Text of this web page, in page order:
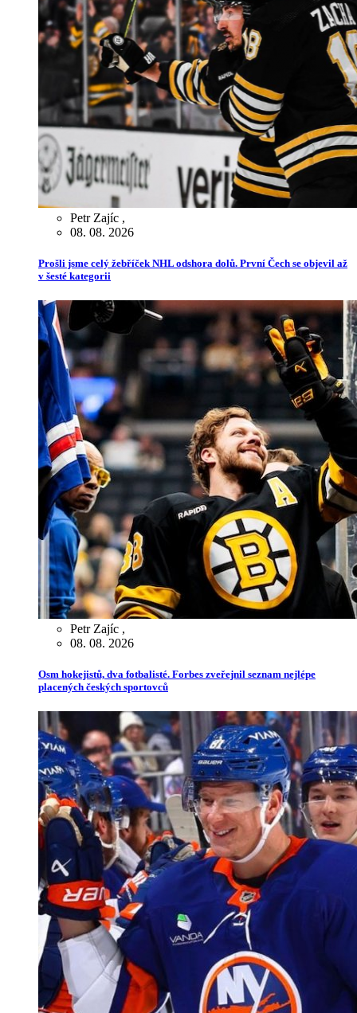
Petr Zajíc ,
08. 08. 2026
Prošli jsme celý žebříček NHL odshora dolů. První Čech se objevil až
v šesté kategorii
Petr Zajíc ,
08. 08. 2026
Osm hokejistů, dva fotbalisté. Forbes zveřejnil seznam nejlépe
placených českých sportovců